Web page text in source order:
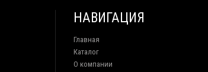
НАВИГАЦИЯ
Главная
Каталог
О компании